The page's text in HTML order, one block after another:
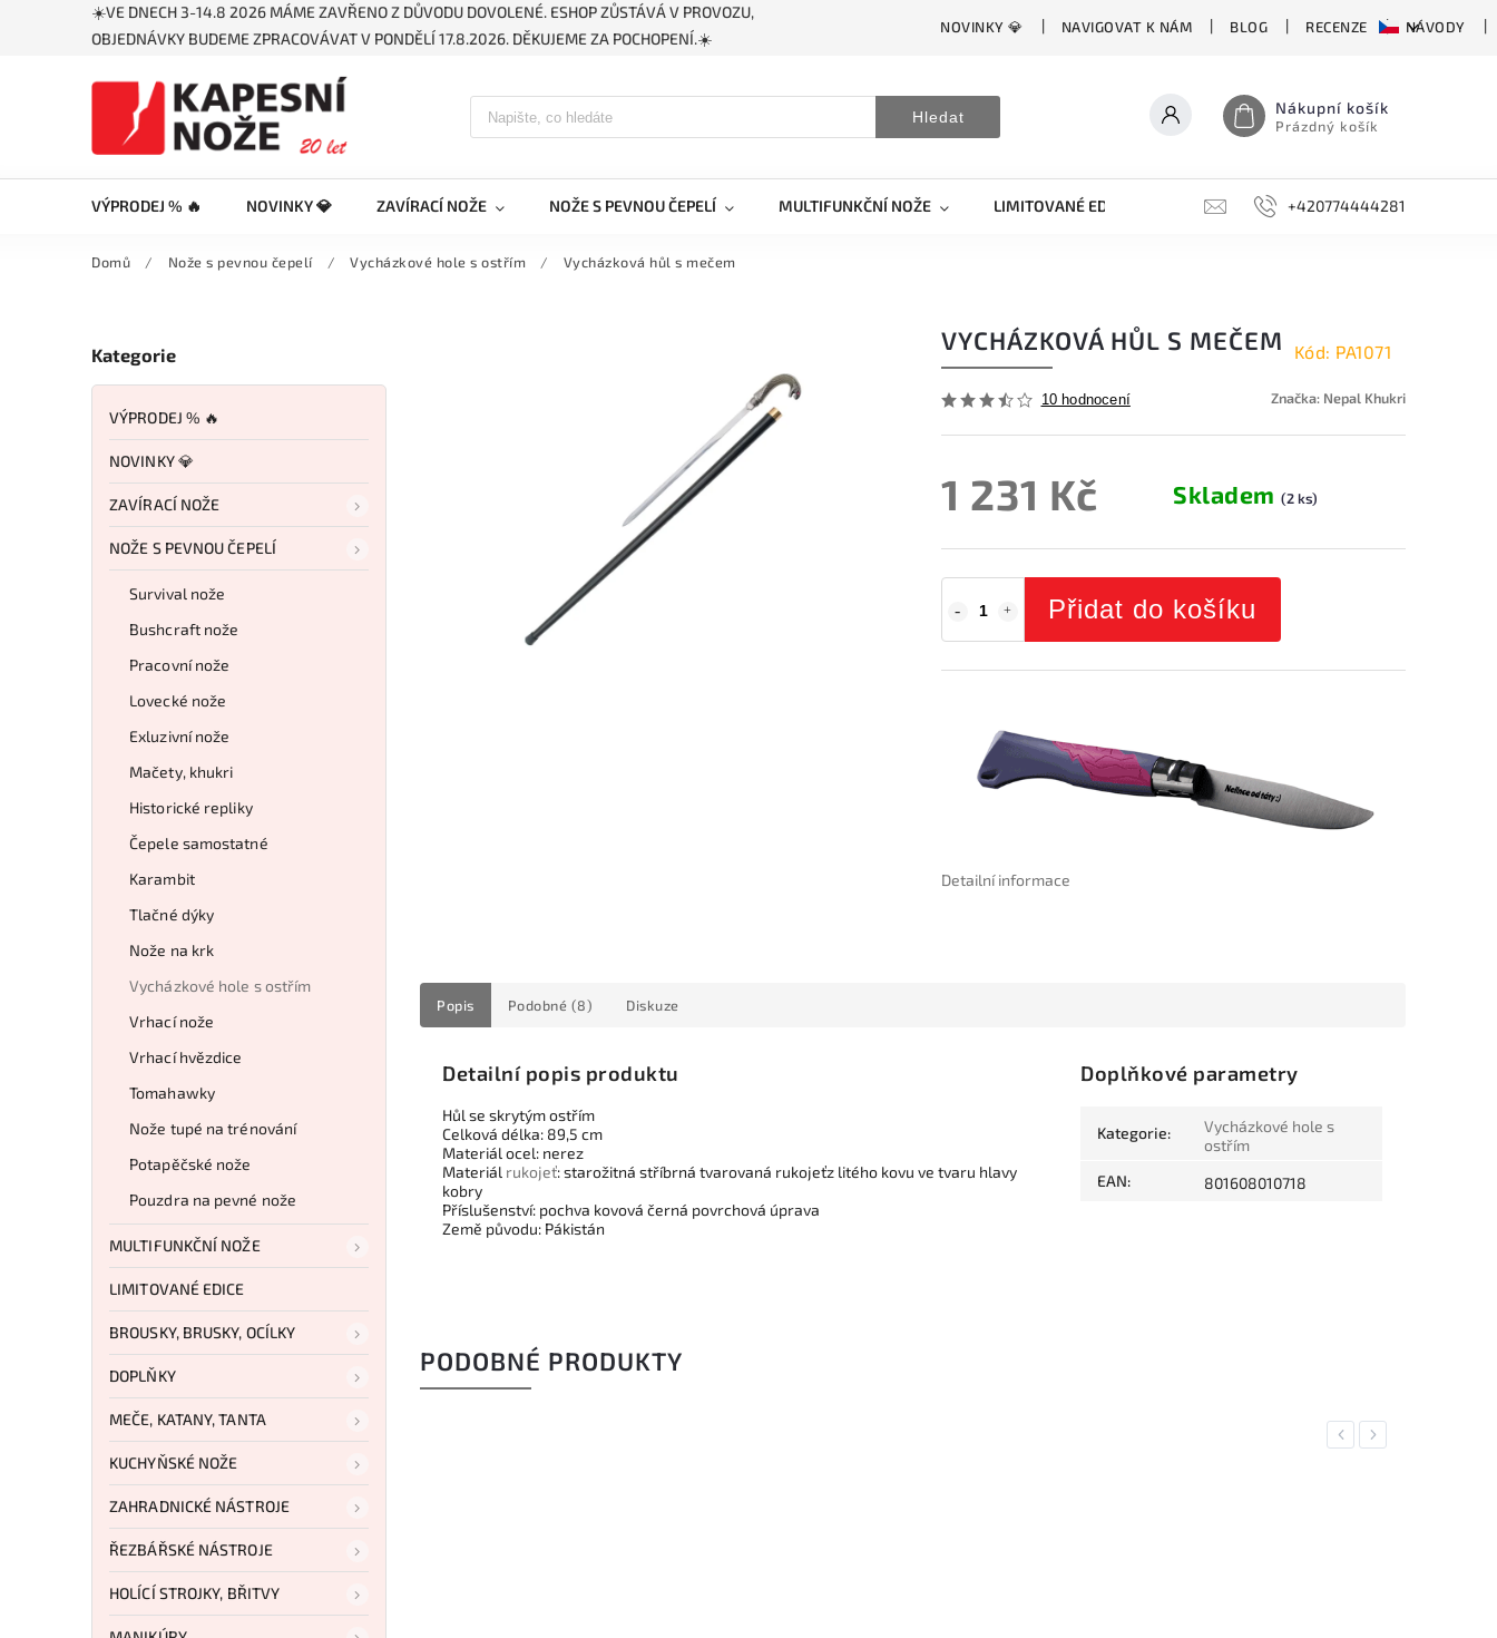
☀️VE DNECH 3-14.8 2026 MÁME ZAVŘENO Z DŮVODU DOVOLENÉ. ESHOP ZŮSTÁVÁ V PROVOZU,
OBJEDNÁVKY BUDEME ZPRACOVÁVAT V PONDĚLÍ 17.8.2026. DĚKUJEME ZA POCHOPENÍ.☀️
NOVINKY 💎 NAVIGOVAT K NÁM BLOG RECENZE NÁVODY
Hledat Nákupní košík
Prázdný košík
VÝPRODEJ % 🔥 NOVINKY 💎 ZAVÍRACÍ NOŽE NOŽE S PEVNOU ČEPELÍ MULTIFUNKČNÍ NOŽE LIMITOVANÉ EDICE BROUSKY, BRUSKY, OCÍLKY
+420774444281
Domů / Nože s pevnou čepelí / Vycházkové hole s ostřím / Vycházková hůl s mečem
Kategorie
VÝPRODEJ % 🔥
NOVINKY 💎
ZAVÍRACÍ NOŽE
NOŽE S PEVNOU ČEPELÍ
Survival nože
Bushcraft nože
Pracovní nože
Lovecké nože
Exluzivní nože
Mačety, khukri
Historické repliky
Čepele samostatné
Karambit
Tlačné dýky
Nože na krk
Vycházkové hole s ostřím
Vrhací nože
Vrhací hvězdice
Tomahawky
Nože tupé na trénování
Potapěčské nože
Pouzdra na pevné nože
MULTIFUNKČNÍ NOŽE
LIMITOVANÉ EDICE
BROUSKY, BRUSKY, OCÍLKY
DOPLŇKY
MEČE, KATANY, TANTA
KUCHYŇSKÉ NOŽE
ZAHRADNICKÉ NÁSTROJE
ŘEZBÁŘSKÉ NÁSTROJE
HOLÍCÍ STROJKY, BŘITVY
VYCHÁZKOVÁ HŮL S MEČEM Kód: PA1071
10 hodnocení Značka: Nepal Khukri
1 231 Kč Skladem(2 ks)
Přidat do košíku
Detailní informace
Popis Podobné (8) Diskuze
Detailní popis produktu
Hůl se skrytým ostřím
Celková délka: 89,5 cm
Materiál ocel: nerez
Materiál rukojeť: starožitná stříbrná tvarovaná rukojeťz litého kovu ve tvaru hlavy
kobry
Příslušenství: pochva kovová černá povrchová úprava
Země původu: Pákistán
Doplňkové parametry
Kategorie:
Vycházkové hole s
ostřím
EAN: 801608010718
PODOBNÉ PRODUKTY
Previous
Next